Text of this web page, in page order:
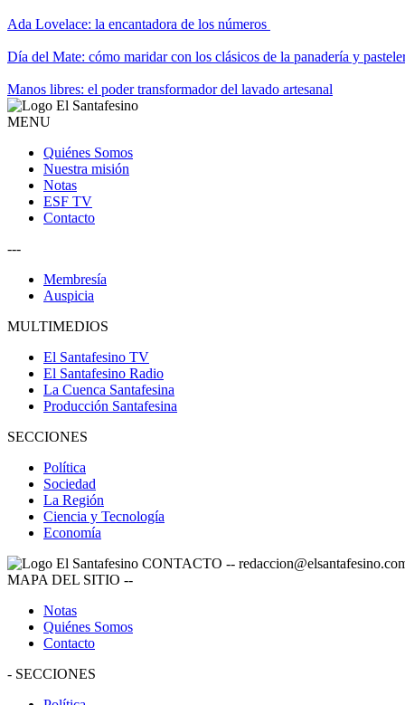
Ada Lovelace: la encantadora de los números
Día del Mate: cómo maridar con los clásicos de la panadería y
Manos libres: el poder transformador del lavado artesanal
MENU
Quiénes Somos
Nuestra misión
Notas
ESF TV
Contacto
---
Membresía
Auspicia
MULTIMEDIOS
El Santafesino TV
El Santafesino Radio
La Cuenca Santafesina
Producción Santafesina
SECCIONES
Política
Sociedad
La Región
Ciencia y Tecnología
Economía
CONTACTO --
MAPA DEL SITIO --
Notas
Quiénes Somos
Contacto
- SECCIONES